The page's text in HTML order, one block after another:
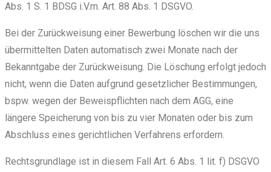
Abs. 1 S. 1 BDSG i.V.m. Art. 88 Abs. 1 DSGVO.
Bei der Zurückweisung einer Bewerbung löschen wir die uns
übermittelten Daten automatisch zwei Monate nach der
Bekanntgabe der Zurückweisung. Die Löschung erfolgt jedoch
nicht, wenn die Daten aufgrund gesetzlicher Bestimmungen,
bspw. wegen der Beweispflichten nach dem AGG, eine
längere Speicherung von bis zu vier Monaten oder bis zum
Abschluss eines gerichtlichen Verfahrens erfordern.
Rechtsgrundlage ist in diesem Fall Art. 6 Abs. 1 lit. f) DSGVO